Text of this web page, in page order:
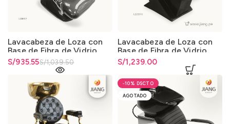
Lavacabeza de Loza con
Base de Fibra de Vidrio
0325
S/1,039.50
El precio original era:
S/935.55
El precio actual es: S/935.55.
Lavacabeza de Loza con
Base de Fibra de Vidrio
0325
S/1,239.00
-10%
AGOTADO